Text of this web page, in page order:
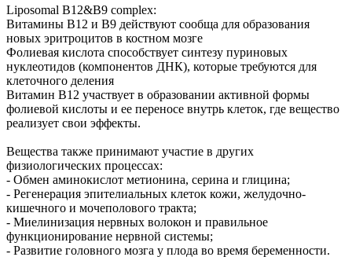
Liposomal B12&B9 complex:
Витамины В12 и В9 действуют сообща для образования
новых эритроцитов в костном мозге
Фолиевая кислота способствует синтезу пуриновых
нуклеотидов (компонентов ДНК), которые требуются для
клеточного деления
Витамин B12 участвует в образовании активной формы
фолиевой кислоты и ее переносе внутрь клеток, где вещество
реализует свои эффекты.
Вещества также принимают участие в других
физиологических процессах:
- Обмен аминокислот метионина, серина и глицина;
- Регенерация эпителиальных клеток кожи, желудочно-
кишечного и мочеполового тракта;
- Миелинизация нервных волокон и правильное
функционирование нервной системы;
- Развитие головного мозга у плода во время беременности.